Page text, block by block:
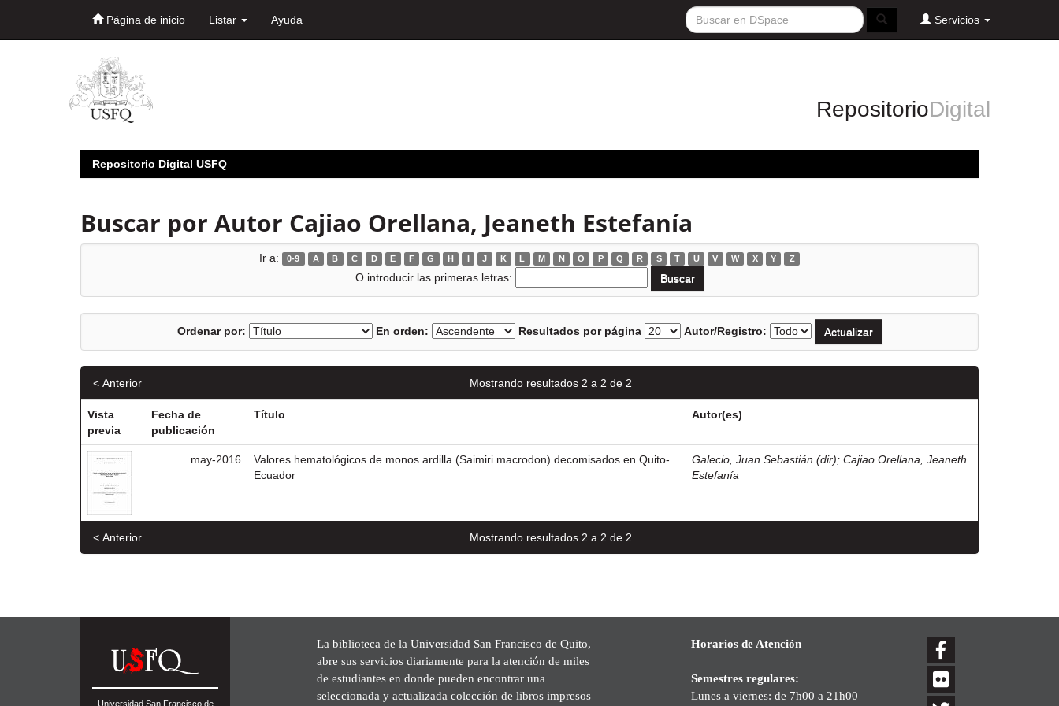
Página de inicio Listar Ayuda Servicios
RepositorioDigital
Repositorio Digital USFQ
Buscar por Autor Cajiao Orellana, Jeaneth Estefanía
Ir a: 0-9 A B C D E F G H I J K L M N O P Q R S T U V W X Y Z
O introducir las primeras letras:
Ordenar por: En orden: Resultados por página Autor/Registro:
Mostrando resultados 2 a 2 de 2
< Anterior
Vista
previa
Fecha de
publicación
Título Autor(es)
may-2016
Valores hematológicos de monos ardilla (Saimiri macrodon) decomisados en Quito-
Ecuador
Galecio, Juan Sebastián (dir); Cajiao Orellana, Jeaneth
Estefanía
Mostrando resultados 2 a 2 de 2
< Anterior
Universidad San Francisco de
La biblioteca de la Universidad San Francisco de Quito,
abre sus servicios diariamente para la atención de miles
de estudiantes en donde pueden encontrar una
seleccionada y actualizada colección de libros impresos
Horarios de Atención
Semestres regulares:
Lunes a viernes: de 7h00 a 21h00